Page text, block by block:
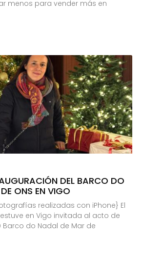
menos para vender más en
DEL BARCO DO
ONS EN VIGO
realizadas con iPhone} El
en Vigo invitada al acto de
do Nadal de Mar de